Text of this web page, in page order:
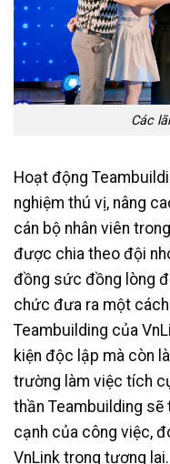
Các
Hoạt động
nghiệm thú vị, nâng
cán bộ nhân viên
được chia theo đội
đồng sức đồng lòng
chức đưa ra một
Teambuilding của
kiện độc lập mà còn
trường làm việc tích
thần Teambuilding
cạnh của công việc,
VnLink trong tương lai.